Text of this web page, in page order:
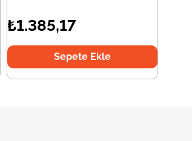
₺1.385,17
Sepete Ekle